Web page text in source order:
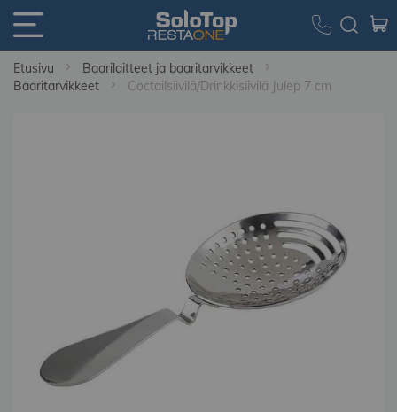
Etusivu
Baarilaitteet ja baaritarvikkeet
Baaritarvikkeet
Coctailsiivilä/Drinkkisiivilä Julep 7 cm